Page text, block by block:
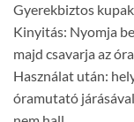
Gyerekbiztos
Kinyitás: Nyomja
majd csavarja az
Használat után:
óramutató